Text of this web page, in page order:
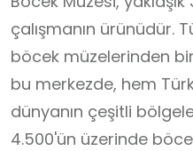
çalışmanın ürünüdür.
böcek müzelerinden
bu merkezde, hem
dünyanın çeşitli
4.500'ün üzerinde